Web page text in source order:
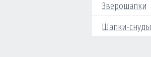
Зверошапки
Шапки-снуды